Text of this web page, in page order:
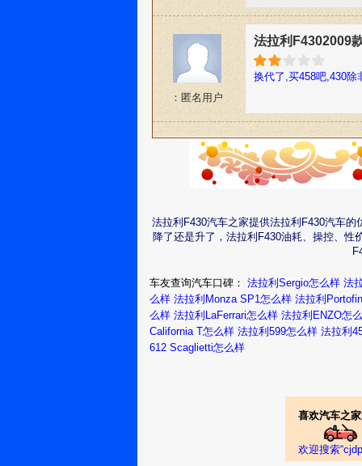
：匿名用户
法拉利F4302009
换代了,买458吧,430除
法拉利F430汽车之家提供法拉利F430汽车
降了还是升了，法拉利F430油耗、操控、
车友查询汽车口碑： 法拉利Sergio怎么样 法
么样 法拉利Monza SP1怎么样 法拉利
么样 法拉利LaFerrari怎么样 法拉利ENZO怎
California T怎么样 法拉利599怎么样 法拉利
612 Scaglietti怎么样
喜欢汽车之
欢迎搜索